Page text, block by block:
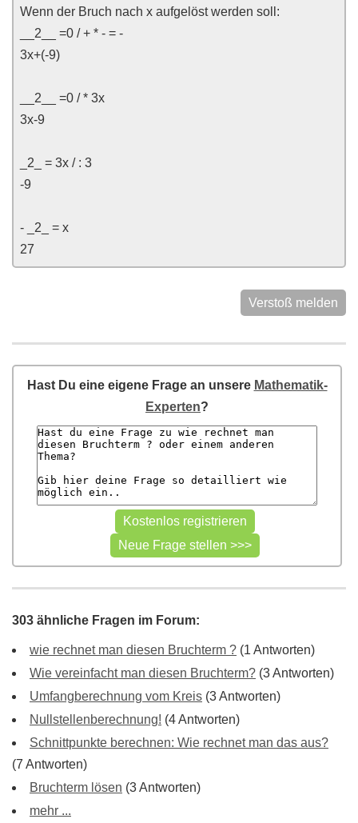
Wenn der Bruch nach x aufgelöst werden soll:
__2__ =0 / + * - = -
3x+(-9)
__2__ =0 / * 3x
3x-9
_2_ = 3x / : 3
-9
- _2_ = x
27
Verstoß melden
Hast Du eine eigene Frage an unsere Mathematik-
Experten?
303 ähnliche Fragen im Forum:
wie rechnet man diesen Bruchterm ? (1 Antworten)
Wie vereinfacht man diesen Bruchterm? (3 Antworten)
Umfangberechnung vom Kreis (3 Antworten)
Nullstellenberechnung! (4 Antworten)
Schnittpunkte berechnen: Wie rechnet man das aus?
(7 Antworten)
Bruchterm lösen (3 Antworten)
mehr ...